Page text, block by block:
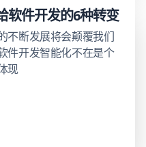
软件开发的6种转变
不断发展将会颠覆我们
件开发智能化不在是个
现